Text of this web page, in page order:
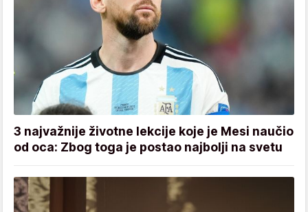
3 najvažnije životne lekcije koje je Mesi naučio
od oca: Zbog toga je postao najbolji na svetu